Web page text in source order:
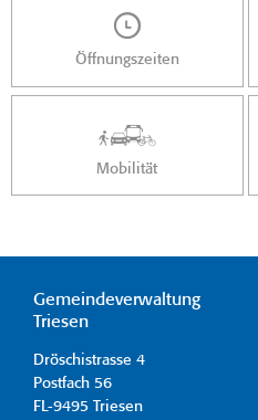
Öffnungszeiten
Mobilität
Gemeindeverwaltung
Triesen
Dröschistrasse 4
Postfach 56
FL-9495 Triesen